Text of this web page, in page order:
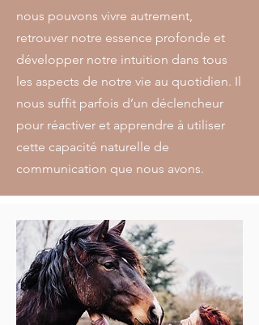
nous pouvons vivre autrement,
retrouver notre essence profonde et
développer notre intuition dans tous
les aspects de notre vie au quotidien. Il
nous suffit parfois d’un déclencheur
pour réactiver et apprendre à utiliser
cette capacité naturelle de
communication que nous avons.